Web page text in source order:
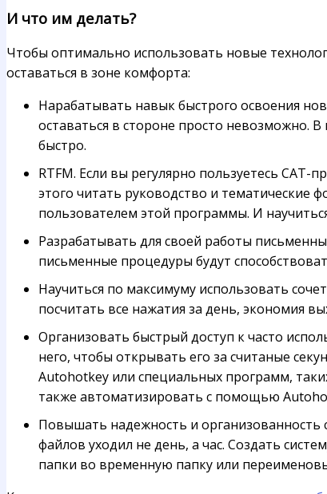
И что им делать?
Чтобы оптимально использовать новые
оставаться в зоне комфорта:
Нарабатывать навык быстрого освоения
оставаться в стороне просто невозможно.
быстро.
RTFM. Если вы регулярно пользуетесь
этого читать руководство и тематические
пользователем этой программы. И
Разрабатывать для своей работы
письменные процедуры будут
Научиться по максимуму использовать
посчитать все нажатия за день, экономия
Организовать быстрый доступ к часто
него, чтобы открывать его за считаные
Autohotkey или специальных программ,
также автоматизировать с помощью
Повышать надежность и организованность
файлов уходил не день, а час. Создать
папки во временную папку или